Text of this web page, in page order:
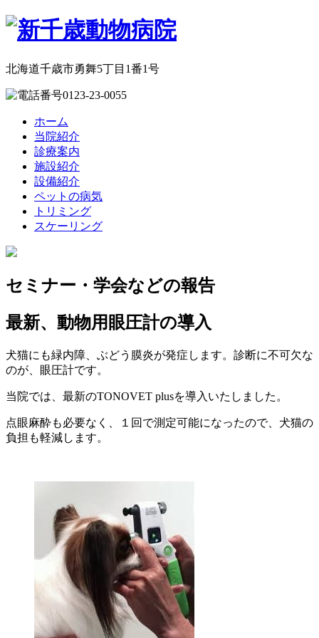
北海道千歳市勇舞5丁目1番1号
0123-23-0055
ホーム
当院紹介
診療案内
施設紹介
設備紹介
ペットの病気
トリミング
スケーリング
セミナー・学会などの報告
最新、動物用眼圧計の導入
犬猫にも緑内障、ぶどう膜炎が発症します。診断に不可欠な
のが、眼圧計です。
当院では、最新のTONOVET plusを導入いたしました。
点眼麻酔も必要なく、１回で測定可能になったので、犬猫の
負担も軽減します。